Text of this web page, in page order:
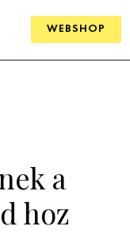
WEBSHOP
a
hoz